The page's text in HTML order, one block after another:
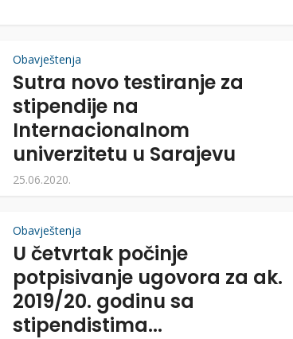
Obavještenja
Sutra novo testiranje za
stipendije na
Internacionalnom
univerzitetu u Sarajevu
25.06.2020.
Obavještenja
U četvrtak počinje
potpisivanje ugovora za ak.
2019/20. godinu sa
stipendistima...